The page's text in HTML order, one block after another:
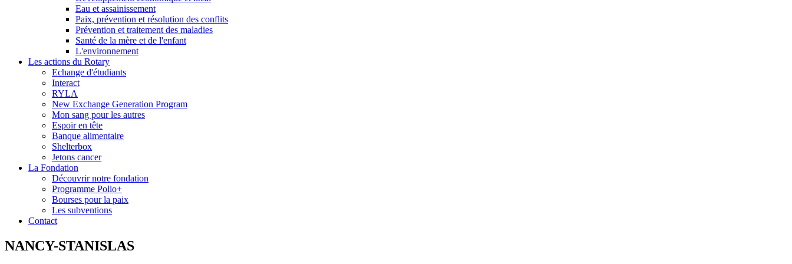
Eau et assainissement
Paix, prévention et résolution des conflits
Prévention et traitement des maladies
Santé de la mère et de l'enfant
L'environnement
Les actions du Rotary
Echange d'étudiants
Interact
RYLA
New Exchange Generation Program
Mon sang pour les autres
Espoir en tête
Banque alimentaire
Shelterbox
Jetons cancer
La Fondation
Découvrir notre fondation
Programme Polio+
Bourses pour la paix
Les subventions
Contact
NANCY-STANISLAS